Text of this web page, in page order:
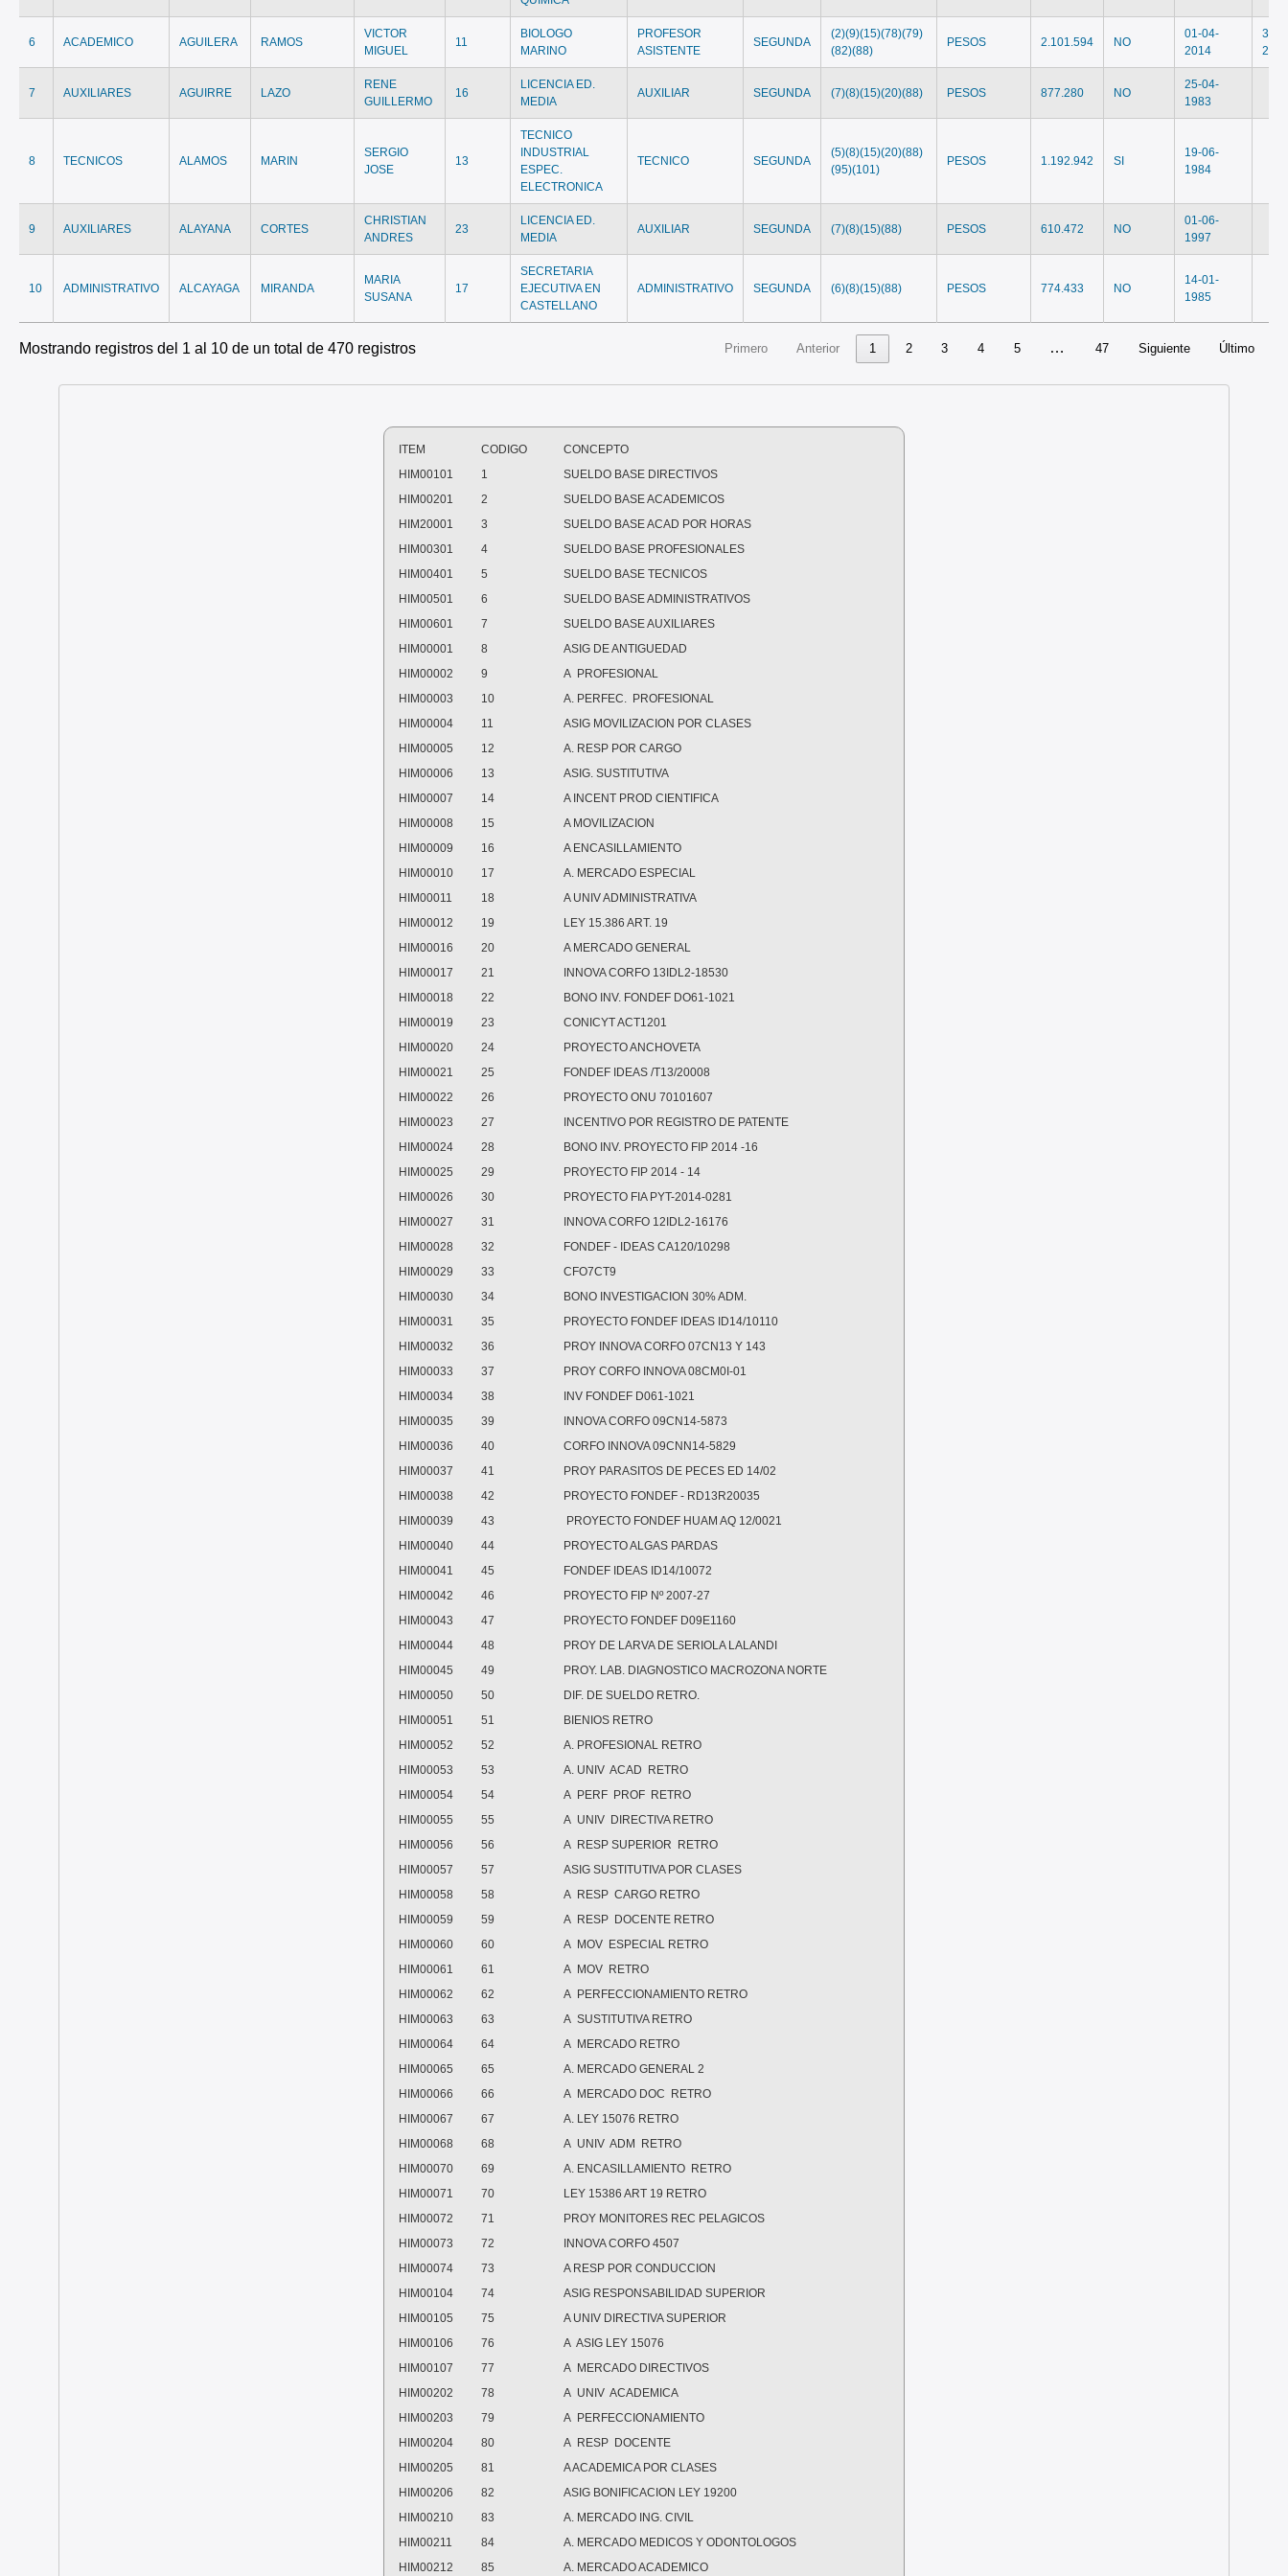
6 ACADEMICO AGUILERA RAMOS
VICTOR
MIGUEL
11
BIOLOGO
MARINO
PROFESOR
ASISTENTE
SEGUNDA
(2)(9)(15)(78)(79)
(82)(88)
PESOS 2.101.594 NO
01-04-
2014
31-
7 AUXILIARES AGUIRRE LAZO
RENE
GUILLERMO
16
LICENCIA ED.
MEDIA
AUXILIAR SEGUNDA (7)(8)(15)(20)(88) PESOS 877.280 NO
25-04-
1983
8 TECNICOS ALAMOS MARIN
SERGIO
JOSE
13
TECNICO
INDUSTRIAL
ESPEC.
ELECTRONICA
TECNICO SEGUNDA
(5)(8)(15)(20)(88)
(95)(101)
PESOS 1.192.942 SI
19-06-
1984
9 AUXILIARES ALAYANA CORTES
CHRISTIAN
ANDRES
23
LICENCIA ED.
MEDIA
AUXILIAR SEGUNDA (7)(8)(15)(88) PESOS 610.472 NO
01-06-
1997
10 ADMINISTRATIVO ALCAYAGA MIRANDA
MARIA
SUSANA
17
SECRETARIA
EJECUTIVA EN
CASTELLANO
ADMINISTRATIVO SEGUNDA (6)(8)(15)(88) PESOS 774.433 NO
14-01-
1985
Mostrando registros del 1 al 10 de un total de 470 registros Primero Anterior 1 2 3 4 5 … 47 Siguiente Último
ITEM CODIGO
CONCEPTO
HIM00101
1
SUELDO BASE DIRECTIVOS
HIM00201
2
SUELDO BASE ACADEMICOS
HIM20001
3
SUELDO BASE ACAD POR HORAS
HIM00301
4
SUELDO BASE PROFESIONALES
HIM00401
5
SUELDO BASE TECNICOS
HIM00501
6
SUELDO BASE ADMINISTRATIVOS
HIM00601
7
SUELDO BASE AUXILIARES
HIM00001
8
ASIG DE ANTIGUEDAD
HIM00002
9
A PROFESIONAL
HIM00003
10
A. PERFEC. PROFESIONAL
HIM00004
11
ASIG MOVILIZACION POR CLASES
HIM00005
12
A. RESP POR CARGO
HIM00006
13
ASIG. SUSTITUTIVA
HIM00007
14
A INCENT PROD CIENTIFICA
HIM00008
15
A MOVILIZACION
HIM00009
16
A ENCASILLAMIENTO
HIM00010
17
A. MERCADO ESPECIAL
HIM00011
18
A UNIV ADMINISTRATIVA
HIM00012
19
LEY 15.386 ART. 19
HIM00016
20
A MERCADO GENERAL
HIM00017
21
INNOVA CORFO 13IDL2-18530
HIM00018
22
BONO INV. FONDEF DO61-1021
HIM00019
23
CONICYT ACT1201
HIM00020
24
PROYECTO ANCHOVETA
HIM00021
25
FONDEF IDEAS /T13/20008
HIM00022
26
PROYECTO ONU 70101607
HIM00023
27
INCENTIVO POR REGISTRO DE PATENTE
HIM00024
28
BONO INV. PROYECTO FIP 2014 -16
HIM00025
29
PROYECTO FIP 2014 - 14
HIM00026
30
PROYECTO FIA PYT-2014-0281
HIM00027
31
INNOVA CORFO 12IDL2-16176
HIM00028
32
FONDEF - IDEAS CA120/10298
HIM00029
33
CFO7CT9
HIM00030
34
BONO INVESTIGACION 30% ADM.
HIM00031
35
PROYECTO FONDEF IDEAS ID14/10110
HIM00032
36
PROY INNOVA CORFO 07CN13 Y 143
HIM00033
37
PROY CORFO INNOVA 08CM0I-01
HIM00034
38
INV FONDEF D061-1021
HIM00035
39
INNOVA CORFO 09CN14-5873
HIM00036
40
CORFO INNOVA 09CNN14-5829
HIM00037
41
PROY PARASITOS DE PECES ED 14/02
HIM00038
42
PROYECTO FONDEF - RD13R20035
HIM00039
43
PROYECTO FONDEF HUAM AQ 12/0021
HIM00040
44
PROYECTO ALGAS PARDAS
HIM00041
45
FONDEF IDEAS ID14/10072
HIM00042
46
PROYECTO FIP Nº 2007-27
HIM00043
47
PROYECTO FONDEF D09E1160
HIM00044
48
PROY DE LARVA DE SERIOLA LALANDI
HIM00045
49
PROY. LAB. DIAGNOSTICO MACROZONA NORTE
HIM00050
50
DIF. DE SUELDO RETRO.
HIM00051
51
BIENIOS RETRO
HIM00052
52
A. PROFESIONAL RETRO
HIM00053
53
A. UNIV ACAD RETRO
HIM00054
54
A PERF PROF RETRO
HIM00055
55
A UNIV DIRECTIVA RETRO
HIM00056
56
A RESP SUPERIOR RETRO
HIM00057
57
ASIG SUSTITUTIVA POR CLASES
HIM00058
58
A RESP CARGO RETRO
HIM00059
59
A RESP DOCENTE RETRO
HIM00060
60
A MOV ESPECIAL RETRO
HIM00061
61
A MOV RETRO
HIM00062
62
A PERFECCIONAMIENTO RETRO
HIM00063
63
A SUSTITUTIVA RETRO
HIM00064
64
A MERCADO RETRO
HIM00065
65
A. MERCADO GENERAL 2
HIM00066
66
A MERCADO DOC RETRO
HIM00067
67
A. LEY 15076 RETRO
HIM00068
68
A UNIV ADM RETRO
HIM00070
69
A. ENCASILLAMIENTO RETRO
HIM00071
70
LEY 15386 ART 19 RETRO
HIM00072
71
PROY MONITORES REC PELAGICOS
HIM00073
72
INNOVA CORFO 4507
HIM00074
73
A RESP POR CONDUCCION
HIM00104
74
ASIG RESPONSABILIDAD SUPERIOR
HIM00105
75
A UNIV DIRECTIVA SUPERIOR
HIM00106
76
A ASIG LEY 15076
HIM00107
77
A MERCADO DIRECTIVOS
HIM00202
78
A UNIV ACADEMICA
HIM00203
79
A PERFECCIONAMIENTO
HIM00204
80
A RESP DOCENTE
HIM00205
81
A ACADEMICA POR CLASES
HIM00206
82
ASIG BONIFICACION LEY 19200
HIM00210
83
A. MERCADO ING. CIVIL
HIM00211
84
A. MERCADO MEDICOS Y ODONTOLOGOS
HIM00212
85 A. MERCADO ACADEMICO